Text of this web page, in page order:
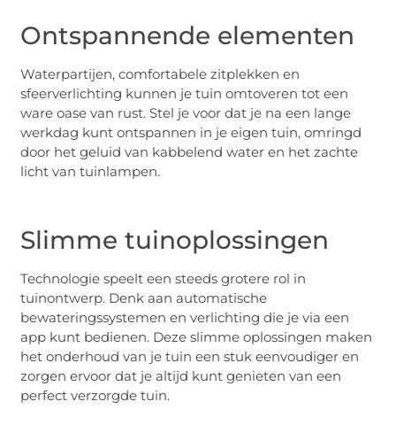
Ontspannende elementen
Waterpartijen, comfortabele zitplekken en
sfeerverlichting kunnen je tuin omtoveren tot een
ware oase van rust. Stel je voor dat je na een lange
werkdag kunt ontspannen in je eigen tuin, omringd
door het geluid van kabbelend water en het zachte
licht van tuinlampen.
Slimme tuinoplossingen
Technologie speelt een steeds grotere rol in
tuinontwerp. Denk aan automatische
bewateringssystemen en verlichting die je via een
app kunt bedienen. Deze slimme oplossingen maken
het onderhoud van je tuin een stuk eenvoudiger en
zorgen ervoor dat je altijd kunt genieten van een
perfect verzorgde tuin.